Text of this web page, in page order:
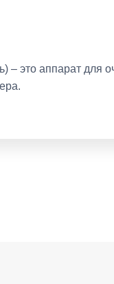
– это аппарат